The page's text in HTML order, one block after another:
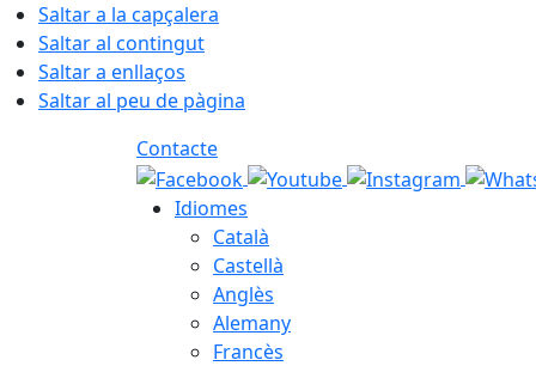
Saltar a la capçalera
Saltar al contingut
Saltar a enllaços
Saltar al peu de pàgina
Contacte
Idiomes
Català
Castellà
Anglès
Alemany
Francès